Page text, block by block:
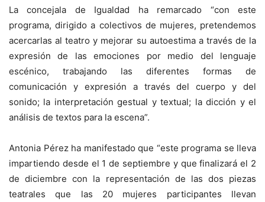
La concejala de Igualdad ha remarcado “con este
programa, dirigido a colectivos de mujeres, pretendemos
acercarlas al teatro y mejorar su autoestima a través de la
expresión de las emociones por medio del lenguaje
escénico, trabajando las diferentes formas de
comunicación y expresión a través del cuerpo y del
sonido; la interpretación gestual y textual; la dicción y el
análisis de textos para la escena”.
Antonia Pérez ha manifestado que “este programa se lleva
impartiendo desde el 1 de septiembre y que finalizará el 2
de diciembre con la representación de las dos piezas
teatrales que las 20 mujeres participantes llevan